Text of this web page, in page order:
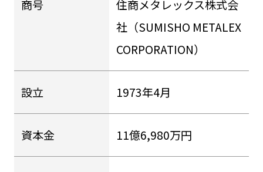
商号
住商メタレックス株式会
社（SUMISHO METALEX
CORPORATION）
設立 1973年4月
資本金 11億6,980万円